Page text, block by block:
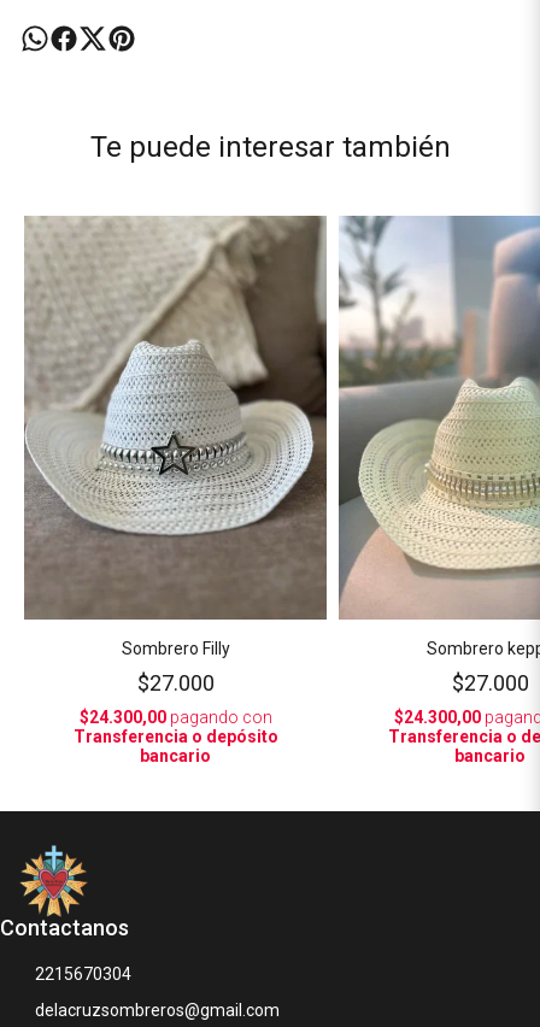
Te puede interesar también
Sombrero Filly
$27.000
$24.300,00pagando con
Transferencia o depósito
bancario
Sombrero
$27.000
$24.300,00
Transferencia o
bancario
Contactanos
2215670304
delacruzsombreros@gmail.com